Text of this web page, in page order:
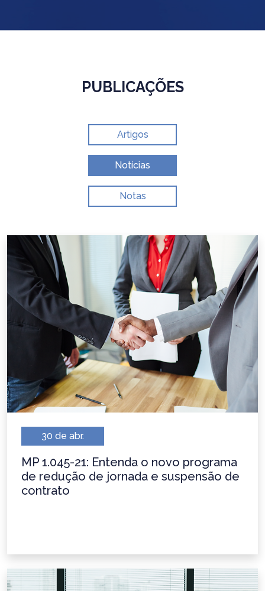
PUBLICAÇÕES
Artigos
Notícias
Notas
30 de abr.
MP 1.045-21: Entenda o novo programa
de redução de jornada e suspensão de
contrato